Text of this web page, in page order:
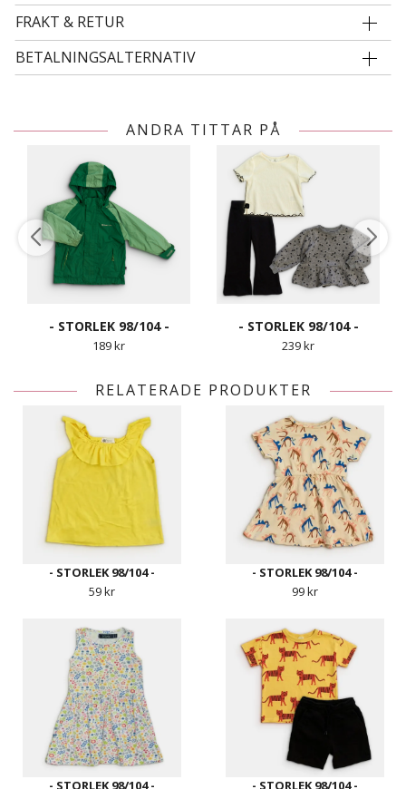
FRAKT & RETUR
BETALNINGSALTERNATIV
ANDRA TITTAR PÅ
- STORLEK 98/104 -
189 kr
- STORLEK 98/104 -
239 kr
RELATERADE PRODUKTER
- STORLEK 98/104 -
59 kr
- STORLEK 98/104 -
99 kr
- STORLEK 98/104 -
- STORLEK 98/104 -